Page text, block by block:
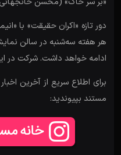
دور تازه «اکران حقیقت» با
هر هفته سه‌شنبه در سالن
ادامه خواهد داشت. شرکت در
برای اطلاع سریع از آخرین
مستند بپیوندید: